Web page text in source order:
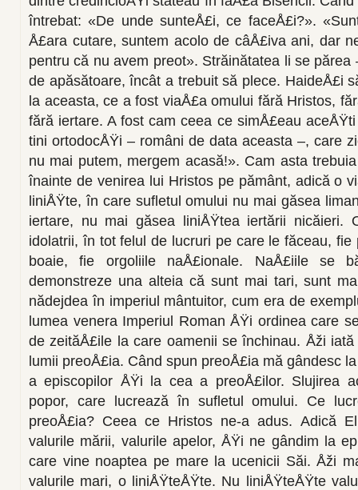
întrebat: «De unde sunteÅ£i, ce fa­ceÅ£i?».
Å£ara cu­tare, suntem acolo de câÅ£iva ani, dar
pentru că nu avem preot». Străinătatea li se
de apăsătoare, încât a trebuit să plece. HaideÅ£i
la aceasta, ce a fost viaÅ£a omului fără Hristos,
fără iertare. A fost cam ceea ce simÅ£eau
tini ortodocÅŸi – români de data aceasta –, care
nu mai putem, mergem acasă!». Cam asta
înainte de venirea lui Hristos pe pământ, adică o
li­niÅŸte, în care sufletul omului nu mai găsea
iertare, nu mai găsea liniÅŸtea iertării
idolatrii, în tot felul de lucruri pe care le făceau,
boaie, fie orgoliile naÅ£ionale. NaÅ£iile se
demonstreze una alteia că sunt mai tari, sunt
nădejdea în imperiul mân­tuitor, cum era de
lumea venera Imperiul Roman ÅŸi ordinea care
de zeităÅ£ile la care oamenii se închinau. Åži
lumii preoÅ£ia. Când spun preoÅ£ia mă gândesc
a episcopilor ÅŸi la cea a preoÅ£ilor. Slujirea
popor, care lucrează în sufletul omului. Ce
preoÅ£ia? Ceea ce Hristos ne-a adus. Adică
valurile mării, valurile apelor, ÅŸi ne gân­dim la
care vine noaptea pe mare la ucenicii Săi. Åži
valurile mari, o liniÅŸteÅŸte. Nu liniÅŸteÅŸte